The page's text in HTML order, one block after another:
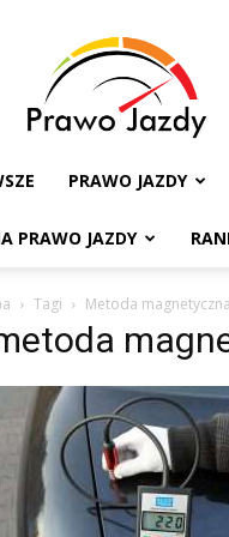
Testy
Prawo
Jazdy
PRAWO JAZDY
PRAWO JAZDY
Tagi Metoda magnetyczna